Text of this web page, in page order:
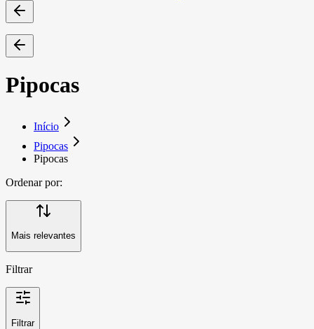
Pipocas
Início
Pipocas
Pipocas
Ordenar por:
Mais relevantes
Filtrar
Filtrar